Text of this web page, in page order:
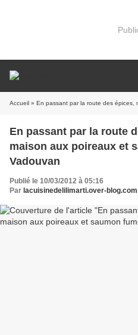
Accueil » En passant par la route des épices, ma tarte
En passant par la route
maison aux poireaux et
Vadouvan
Publié le 10/03/2012 à 05:16
Par lacuisinedelilimarti.over-blog.com